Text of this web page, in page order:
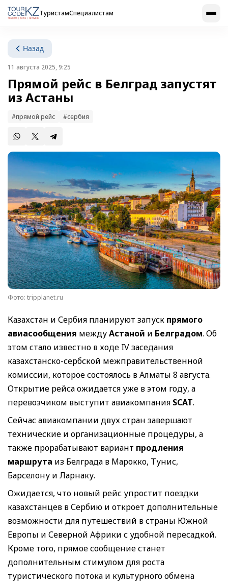
ТуристамСпециалистам
Назад
11 августа 2025, 9:25
Прямой рейс в Белград запустят
из Астаны
#прямой рейс #сербия
Фото: tripplanet.ru
Казахстан и Сербия планируют запуск прямого
авиасообщения междуАстаной и Белградом. Об
этом стало известно в ходе IV заседания
казахстанско-сербской межправительственной
комиссии, которое состоялось в Алматы 8 августа.
Открытие рейса ожидается уже в этом году, а
перевозчиком выступит авиакомпания SCAT.
Сейчас авиакомпании двух стран завершают
технические и организационные процедуры, а
также прорабатывают вариант продления
маршрута из Белграда в Марокко, Тунис,
Барселону и Ларнаку.
Ожидается, что новый рейс упростит поездки
казахстанцев в Сербию и откроет дополнительные
возможности для путешествий в страны Южной
Европы и Северной Африки с удобной пересадкой.
Кроме того, прямое сообщение станет
дополнительным стимулом для роста
туристического потока и культурного обмена